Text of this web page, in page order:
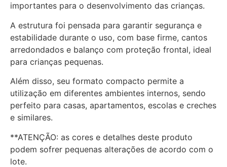
importantes para o desenvolvimento das crianças.
A estrutura foi pensada para garantir segurança e
estabilidade durante o uso, com base firme, cantos
arredondados e balanço com proteção frontal, ideal
para crianças pequenas.
Além disso, seu formato compacto permite a
utilização em diferentes ambientes internos, sendo
perfeito para casas, apartamentos, escolas e creches
e similares.
**ATENÇÃO: as cores e detalhes deste produto
podem sofrer pequenas alterações de acordo com o
lote.